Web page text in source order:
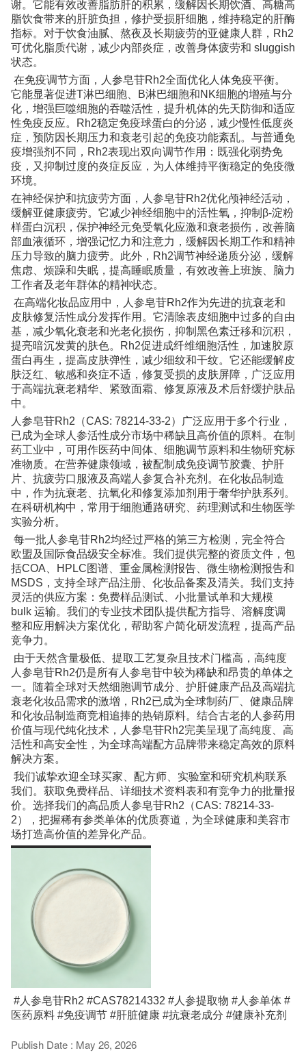
谢。它能有效改善脂肪肝的积累，缓解因长期饮酒、高糖高
脂饮食带来的肝脏负担，修护受损肝细胞，维持稳定的肝酶
指标。对于饮食油腻、熬夜及长期疲劳的亚健康人群，Rh2
可优化脂质代谢，减少内部炎症，改善身体疲劳和 sluggish
状态。
在免疫调节方面，人参皂苷Rh2全面优化人体免疫平衡。
它能显著促进T淋巴细胞、B淋巴细胞和NK细胞的增殖与分
化，增强巨噬细胞的吞噬活性，提升机体的先天防御和适应
性免疫反应。Rh2稳定免疫球蛋白的分泌，减少慢性低度炎
症，预防因长期压力和衰老引起的免疫功能紊乱。与普通免
疫增强剂不同，Rh2表现出双向调节作用：既强化弱势免
疫，又抑制过度的炎症反应，为人体维持平衡稳定的免疫微
环境。
在神经保护和抗疲劳方面，人参皂苷Rh2优化颅神经活动，
缓解亚健康疲劳。它减少神经细胞中的活性氧，抑制β-淀粉
样蛋白沉积，保护神经元免受氧化应激和衰老损伤，改善脑
部血液循环，增强记忆力和注意力，缓解因长期工作和精神
压力导致的脑力疲劳。此外，Rh2调节神经递质分泌，缓解
焦虑、烦躁和失眠，提高睡眠质量，有效改善上班族、脑力
工作者及老年群体的精神状态。
在高端化妆品应用中，人参皂苷Rh2作为先进的抗衰老和
皮肤修复活性成分发挥作用。它清除表皮细胞中过多的自由
基，减少氧化衰老和光老化损伤，抑制黑色素迁移和沉积，
提亮暗沉发黄的肤色。Rh2促进成纤维细胞活性，加速胶原
蛋白再生，提高皮肤弹性，减少细纹和干纹。它还能缓解皮
肤泛红、敏感和炎症不适，修复受损的皮肤屏障，广泛应用
于高端抗衰老精华、紧致面霜、修复原液及术后舒缓护肤品
中。
人参皂苷Rh2（CAS: 78214-33-2）广泛应用于多个行业，
已成为全球人参活性成分市场中稀缺且高价值的原料。在制
药工业中，可用作医药中间体、细胞调节原料和生物研究标
准物质。在营养健康领域，被配制成免疫调节胶囊、护肝
片、抗疲劳口服液及高端人参复合补充剂。在化妆品制造
中，作为抗衰老、抗氧化和修复添加剂用于奢华护肤系列。
在科研机构中，常用于细胞通路研究、药理测试和生物医学
实验分析。
每一批人参皂苷Rh2均经过严格的第三方检测，完全符合
欧盟及国际食品级安全标准。我们提供完整的资质文件，包
括COA、HPLC图谱、重金属检测报告、微生物检测报告和
MSDS，支持全球产品注册、化妆品备案及清关。我们支持
灵活的供应方案：免费样品测试、小批量试单和大规模
bulk 运输。我们的专业技术团队提供配方指导、溶解度调
整和应用解决方案优化，帮助客户简化研发流程，提高产品
竞争力。
由于天然含量极低、提取工艺复杂且技术门槛高，高纯度
人参皂苷Rh2仍是所有人参皂苷中较为稀缺和昂贵的单体之
一。随着全球对天然细胞调节成分、护肝健康产品及高端抗
衰老化妆品需求的激增，Rh2已成为全球制药厂、健康品牌
和化妆品制造商竞相追捧的热销原料。结合古老的人参药用
价值与现代纯化技术，人参皂苷Rh2完美呈现了高纯度、高
活性和高安全性，为全球高端配方品牌带来稳定高效的原料
解决方案。
我们诚挚欢迎全球买家、配方师、实验室和研究机构联系
我们。获取免费样品、详细技术资料表和有竞争力的批量报
价。选择我们的高品质人参皂苷Rh2（CAS: 78214-33-
2），把握稀有参类单体的优质赛道，为全球健康和美容市
场打造高价值的差异化产品。
#人参皂苷Rh2 #CAS78214332 #人参提取物 #人参单体 #
医药原料 #免疫调节 #肝脏健康 #抗衰老成分 #健康补充剂
Publish Date : May 26, 2026